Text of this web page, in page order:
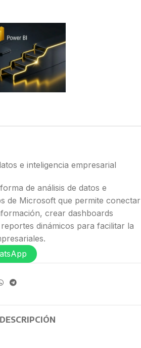
e inteligencia empresarial
de análisis de datos e
de Microsoft que permite conectar
crear dashboards
dinámicos para facilitar la
DESCRIPCIÓN